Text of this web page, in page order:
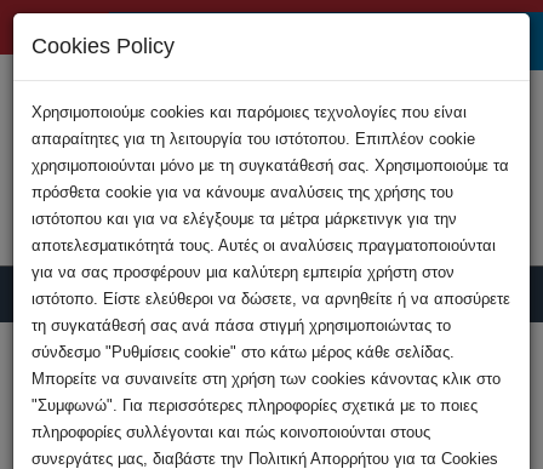
Υποβολή Καταγγελίας
HOME
Ανακοινώσεις
Λειτουργία παράνομου καζίνου σε
Cookies Policy
Χρησιμοποιούμε cookies και παρόμοιες τεχνολογίες που είναι
απαραίτητες για τη λειτουργία του ιστότοπου. Επιπλέον cookie
χρησιμοποιούνται μόνο με τη συγκατάθεσή σας. Χρησιμοποιούμε τα
πρόσθετα cookie για να κάνουμε αναλύσεις της χρήσης του
ιστότοπου και για να ελέγξουμε τα μέτρα μάρκετινγκ για την
αποτελεσματικότητά τους. Αυτές οι αναλύσεις πραγματοποιούνται
για να σας προσφέρουν μια καλύτερη εμπειρία χρήστη στον
ιστότοπο. Είστε ελεύθεροι να δώσετε, να αρνηθείτε ή να αποσύρετε
τη συγκατάθεσή σας ανά πάσα στιγμή χρησιμοποιώντας το
σύνδεσμο "Ρυθμίσεις cookie" στο κάτω μέρος κάθε σελίδας.
Μπορείτε να συναινείτε στη χρήση των cookies κάνοντας κλικ στο
"Συμφωνώ". Για περισσότερες πληροφορίες σχετικά με το ποιες
πληροφορίες συλλέγονται και πώς κοινοποιούνται στους
συνεργάτες μας, διαβάστε την Πολιτική Απορρήτου για τα Cookies